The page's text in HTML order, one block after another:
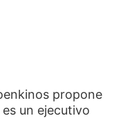
propone
un ejecutivo